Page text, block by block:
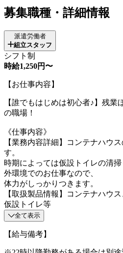
募集職種・詳細情報
派遣労働者
組立スタッフ
シフト制
時給1,250円〜
【お仕事内容】
【誰でもはじめは初心者♪】残業
の職場！
《仕事内容》
【業務内容詳細】コンテナハウ
す。
時期によっては仮設トイレの清掃
外環境でのお仕事なので、
体力がしっかりつきます。
【取扱製品情報】コンテナハウス
仮設トイレ等
全て表示
【給与備考】